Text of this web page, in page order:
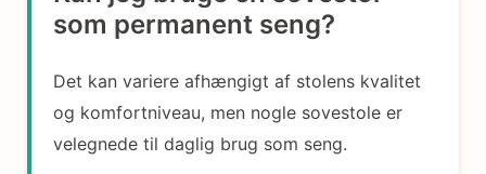
som permanent seng?
Det kan variere afhængigt af stolens kvalitet
og komfortniveau, men nogle sovestole er
velegnede til daglig brug som seng.